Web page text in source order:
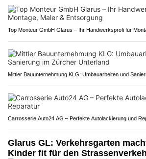
Top Monteur GmbH Glarus – Ihr Handwerksprofi für
Mittler Bauunternehmung KLG: Umbauarbeiten und
Carrosserie Auto24 AG – Perfekte Autolackierung und
Glarus GL: Verkehrsgarten
Kinder fit für den